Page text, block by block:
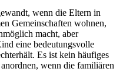
wenn die Eltern in
Gemeinschaften wohnen,
macht, aber
eine bedeutungsvolle
Es ist kein häufiges
wenn die familiären